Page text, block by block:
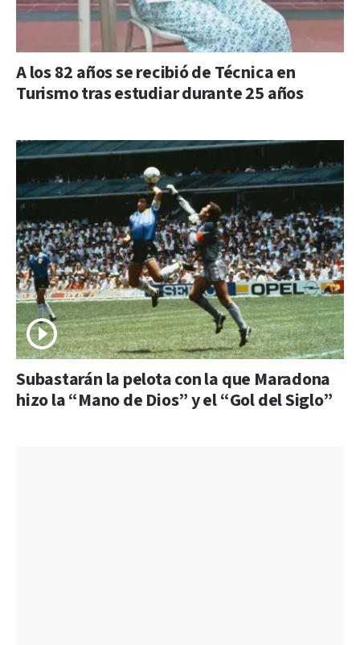
A los 82 años se recibió de Técnica en
Turismo tras estudiar durante 25 años
Subastarán la pelota con la que Maradona
hizo la “Mano de Dios” y el “Gol del Siglo”